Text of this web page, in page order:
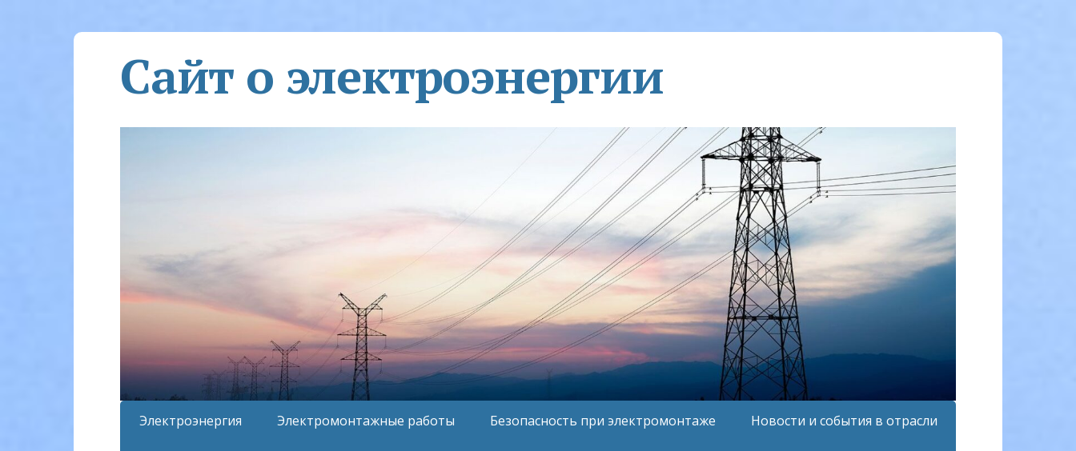
Сайт о электроэнергии
Электроэнергия Электромонтажные работы Безопасность при электромонтаже Новости и события в отрасли